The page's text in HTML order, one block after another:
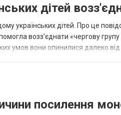
дітей
українських дітей. Про це
возз’єднати «чергову групу
умов вони опинилися далеко
посилення